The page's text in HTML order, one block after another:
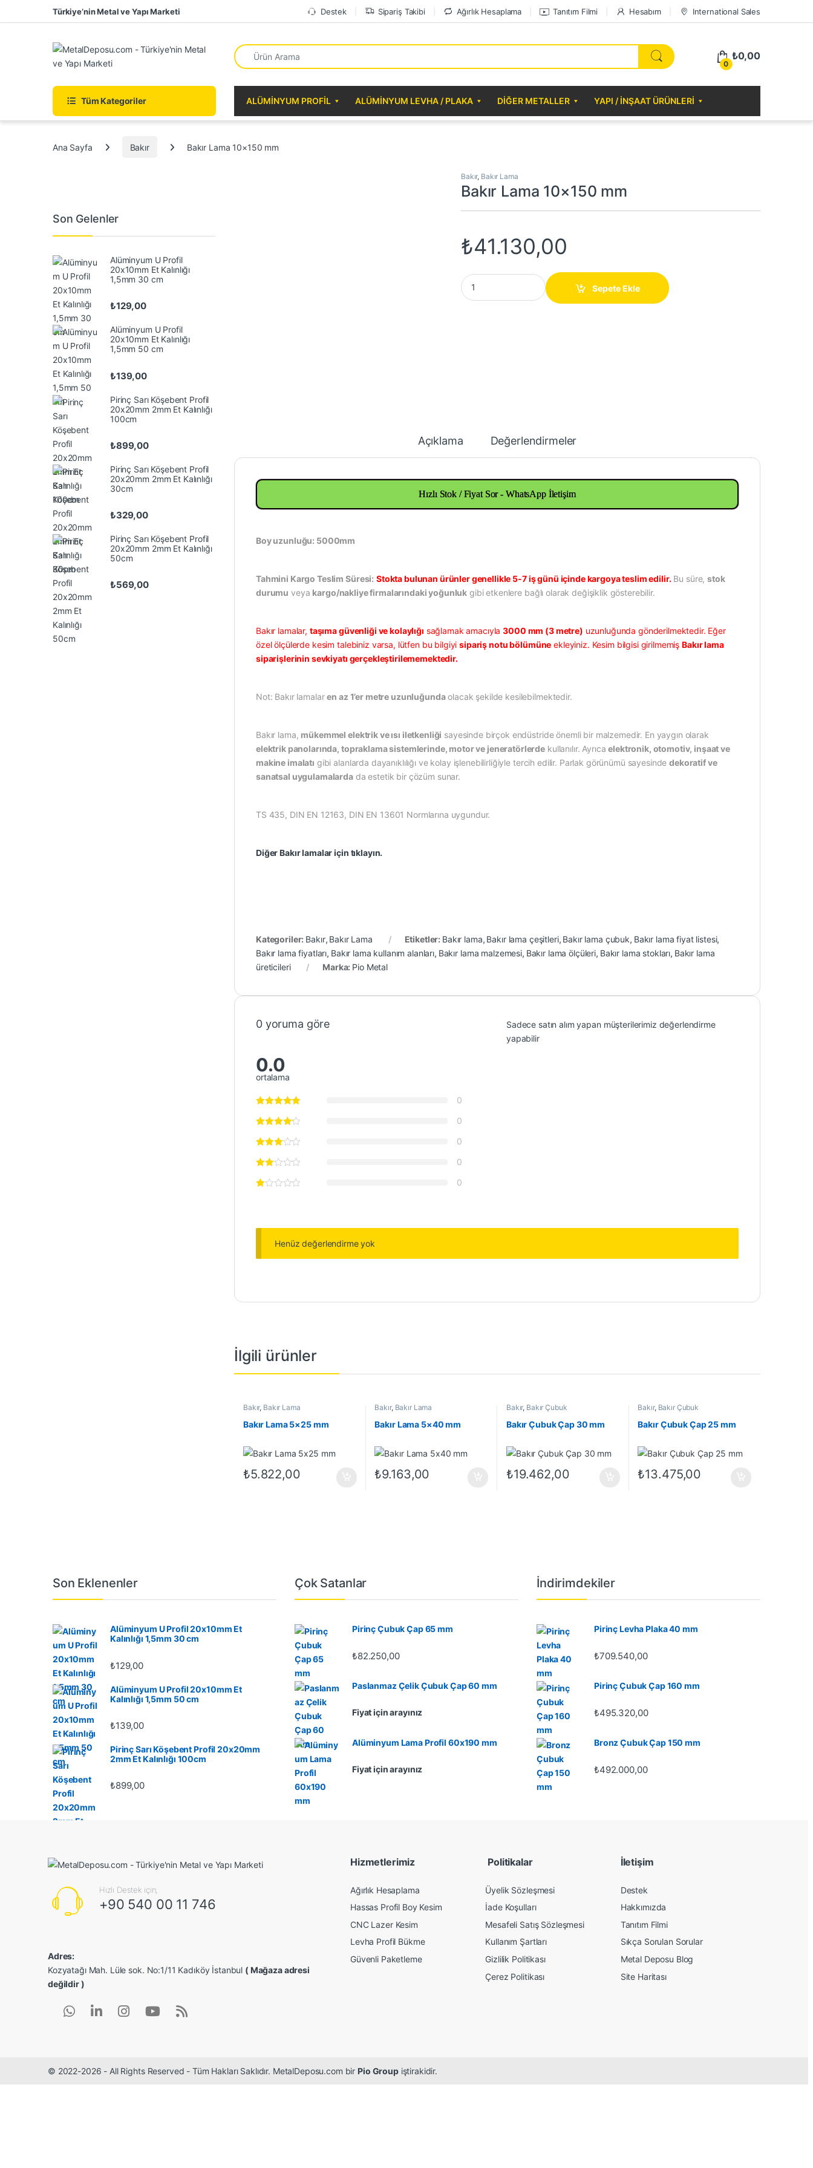
Skip to navigation
Skip to contentTürkiye’nin Metal ve Yapı Marketi Destek Sipariş Takibi Ağırlık Hesaplama Tanıtım Filmi Hesabım International Sales
Search for:
0
₺0,00
Tüm Kategoriler ALÜMINYUM PROFIL ALÜMINYUM LEVHA / PLAKA DIĞER METALLER YAPI / İNŞAAT ÜRÜNLERI
Ana Sayfa Bakır Bakır Lama 10×150 mm
Bakır, Bakır Lama
Bakır Lama 10×150 mm
₺41.130,00
Bakır Lama 10x150 mm quantity
Sepete Ekle
Açıklama Değerlendirmeler
Hızlı Stok / Fiyat Sor - WhatsApp İletişim
Boy uzunluğu: 5000mm
Tahmini Kargo Teslim Süresi: Stokta bulunan ürünler genellikle 5-7 iş günü içinde kargoya teslim edilir. Bu süre,stok
durumu veya kargo/nakliye firmalarındaki yoğunluk gibi etkenlere bağlı olarak değişiklik gösterebilir.
Bakır lamalar, taşıma güvenliği ve kolaylığı sağlamak amacıyla3000 mm (3 metre) uzunluğunda gönderilmektedir. Eğer
özel ölçülerde kesim talebiniz varsa, lütfen bu bilgiyisipariş notu bölümüne ekleyiniz. Kesim bilgisi girilmemişBakır lama
siparişlerinin sevkiyatı gerçekleştirilememektedir.
Not: Bakır lamalaren az 1’er metre uzunluğundaolacak şekilde kesilebilmektedir.
Bakır lama, mükemmel elektrik ve ısı iletkenliği sayesinde birçok endüstride önemli bir malzemedir. En yaygın olarak
elektrik panolarında, topraklama sistemlerinde, motor ve jeneratörlerde kullanılır. Ayrıcaelektronik, otomotiv, inşaat ve
makine imalatı gibi alanlarda dayanıklılığı ve kolay işlenebilirliğiyle tercih edilir. Parlak görünümü sayesindedekoratif ve
sanatsal uygulamalardada estetik bir çözüm sunar.
TS 435, DIN EN 12163, DIN EN 13601 Normlarına uygundur.
Diğer Bakır lamalar için tıklayın.
Kategoriler: Bakır, Bakır Lama Etiketler: Bakır lama, Bakır lama çeşitleri, Bakır lama çubuk, Bakır lama fiyat listesi,
Bakır lama fiyatları, Bakır lama kullanım alanları, Bakır lama malzemesi, Bakır lama ölçüleri, Bakır lama stokları, Bakır lama
üreticileri
Marka: Pio Metal
0 yoruma göre
0.0
ortalama
0
0
0
0
0
Sadece satın alım yapan müşterilerimiz değerlendirme
yapabilir
Henüz değerlendirme yok
İlgili ürünler
Bakır, Bakır Lama
Bakır Lama 5×25 mm
₺5.822,00
Bakır, Bakır Lama
Bakır Lama 5×40 mm
₺9.163,00
Bakır, Bakır Çubuk
Bakır Çubuk Çap 30 mm
₺19.462,00
Bakır, Bakır Çubuk
Bakır Çubuk Çap 25 mm
₺13.475,00
Son Gelenler
Alüminyum U Profil
20x10mm Et Kalınlığı
1,5mm 30 cm
₺129,00
Alüminyum U Profil
20x10mm Et Kalınlığı
1,5mm 50 cm
₺139,00
Pirinç Sarı Köşebent Profil
20x20mm 2mm Et Kalınlığı
100cm
₺899,00
Pirinç Sarı Köşebent Profil
20x20mm 2mm Et Kalınlığı
30cm
₺329,00
Pirinç Sarı Köşebent Profil
20x20mm 2mm Et Kalınlığı
50cm
₺569,00
Son Eklenenler
Alüminyum U Profil 20x10mm Et
Kalınlığı 1,5mm 30 cm
₺129,00
Alüminyum U Profil 20x10mm Et
Kalınlığı 1,5mm 50 cm
₺139,00
Pirinç Sarı Köşebent Profil 20x20mm
2mm Et Kalınlığı 100cm
₺899,00
Çok Satanlar
Pirinç Çubuk Çap 65 mm
₺82.250,00
Paslanmaz Çelik Çubuk Çap 60 mm
Fiyat için arayınız
Alüminyum Lama Profil 60x190 mm
Fiyat için arayınız
İndirimdekiler
Pirinç Levha Plaka 40 mm
₺709.540,00
Pirinç Çubuk Çap 160 mm
₺495.320,00
Bronz Çubuk Çap 150 mm
₺492.000,00
Hızlı Destek için;
+90 540 00 11 746
Adres:
Kozyatağı Mah. Lüle sok. No:1/11 Kadıköy İstanbul ( Mağaza adresi
değildir )
Hizmetlerimiz
Ağırlık Hesaplama
Hassas Profil Boy Kesim
CNC Lazer Kesim
Levha Profil Bükme
Güvenli Paketleme
Politikalar
Üyelik Sözleşmesi
İade Koşulları
Mesafeli Satış Sözleşmesi
Kullanım Şartları
Gizlilik Politikası
Çerez Politikası
İletişim
Destek
Hakkımızda
Tanıtım Filmi
Sıkça Sorulan Sorular
Metal Deposu Blog
Site Haritası
© 2022-2026 - All Rights Reserved - Tüm Hakları Saklıdır. MetalDeposu.com bir Pio Groupiştirakidir.